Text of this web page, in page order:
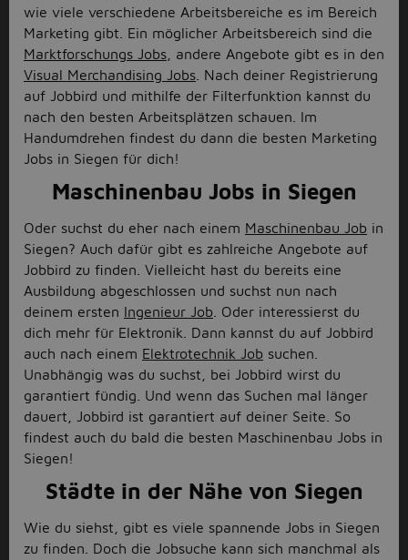
wie viele verschiedene Arbeitsbereiche es im Bereich
Marketing gibt. Ein möglicher Arbeitsbereich sind die
Marktforschungs Jobs , andere Angebote gibt es in den
Visual Merchandising Jobs . Nach deiner Registrierung
auf Jobbird und mithilfe der Filterfunktion kannst du
nach den besten Arbeitsplätzen schauen. Im
Handumdrehen findest du dann die besten Marketing
Jobs in Siegen für dich!
Maschinenbau Jobs in Siegen
Oder suchst du eher nach einem Maschinenbau Job in
Siegen? Auch dafür gibt es zahlreiche Angebote auf
Jobbird zu finden. Vielleicht hast du bereits eine
Ausbildung abgeschlossen und suchst nun nach
deinem ersten Ingenieur Job . Oder interessierst du
dich mehr für Elektronik. Dann kannst du auf Jobbird
auch nach einem Elektrotechnik Job suchen.
Unabhängig was du suchst, bei Jobbird wirst du
garantiert fündig. Und wenn das Suchen mal länger
dauert, Jobbird ist garantiert auf deiner Seite. So
findest auch du bald die besten Maschinenbau Jobs in
Siegen!
Städte in der Nähe von Siegen
Wie du siehst, gibt es viele spannende Jobs in Siegen
zu finden. Doch die Jobsuche kann sich manchmal als